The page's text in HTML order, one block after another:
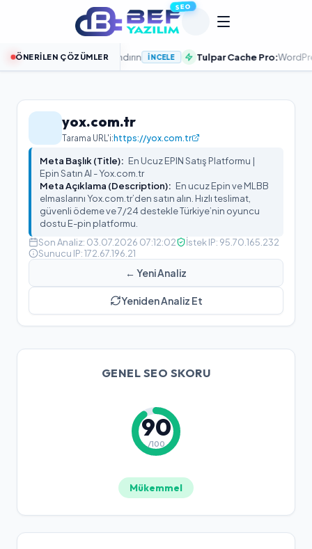
SEO
ÖNERILEN ÇÖZÜMLER
Sitenizi Hızlandırın İNCELE Tulpar Cache Pro:WordPress
yox.com.tr
Tarama URL'i:https://yox.com.tr
Meta Başlık (Title): En Ucuz EPIN Satış Platformu |
Epin Satın Al - Yox.com.tr
Meta Açıklama (Description): En ucuz Epin ve MLBB
elmaslarını Yox.com.tr’den satın alın. Hızlı teslimat,
güvenli ödeme ve 7/24 destekle Türkiye’nin oyuncu
dostu E-pin platformu.
Son Analiz: 03.07.2026 07:12:02 İstek IP: 95.70.165.232
Sunucu IP:172.67.196.21
← Yeni Analiz
Yeniden Analiz Et
GENEL SEO SKORU
90
/100
Mükemmel